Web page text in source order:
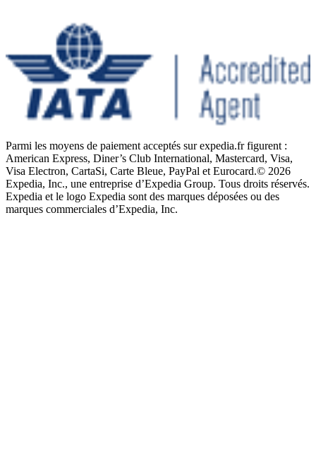
Parmi les moyens de paiement acceptés sur expedia.fr figurent :
American Express, Diner’s Club International, Mastercard, Visa,
Visa Electron, CartaSi, Carte Bleue, PayPal et Eurocard.© 2026
Expedia, Inc., une entreprise d’Expedia Group. Tous droits réservés.
Expedia et le logo Expedia sont des marques déposées ou des
marques commerciales d’Expedia, Inc.